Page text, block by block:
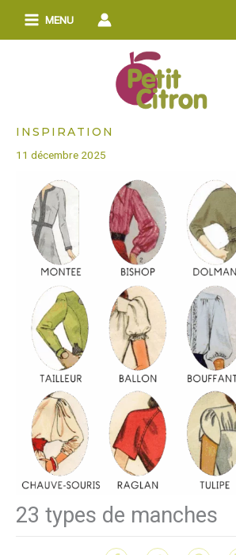
MENU
INSPIRATION
11 décembre 2025
23 types de manches